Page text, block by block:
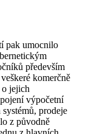
pak umocnilo
především
komerčně
jejich
výpočetní
prodeje
z původně